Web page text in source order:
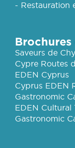
- Restauration
Saveurs de
Cypre Routes
EDEN Cyprus
Cyprus EDEN
Gastronomic
EDEN Cultural
Gastronomic